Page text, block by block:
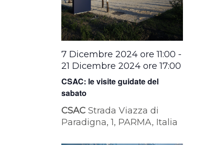
CSAC: le visite guidate del
sabato
7 Dicembre 2024 ore 11:00 -
21 Dicembre 2024 ore 17:00
CSACStrada Viazza di
Paradigna, 1, PARMA, Italia